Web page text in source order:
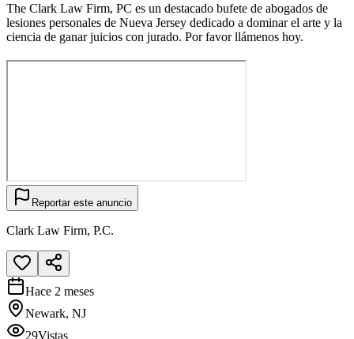
The Clark Law Firm, PC es un destacado bufete de abogados de
lesiones personales de Nueva Jersey dedicado a dominar el arte y la
ciencia de ganar juicios con jurado. Por favor llámenos hoy.
Reportar este anuncio
Clark Law Firm, P.C.
Hace 2 meses
Newark, NJ
29Vistas